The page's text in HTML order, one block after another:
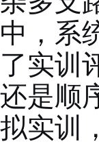
中，系
了实训
还是顺
拟实训